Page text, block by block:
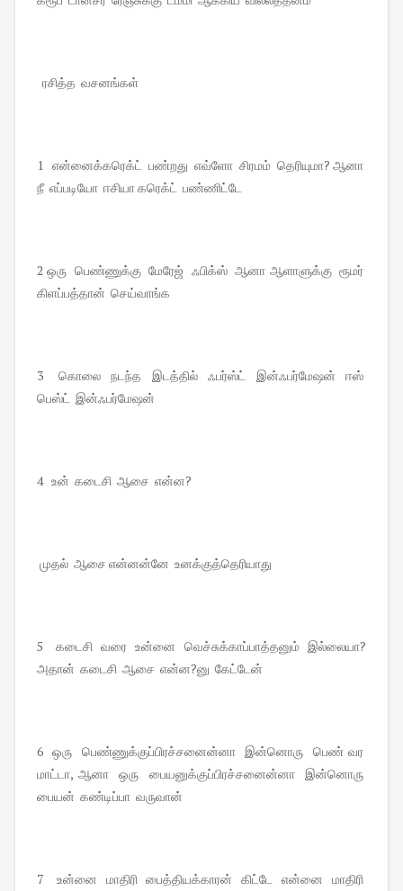
ரசித்த வசனங்கள்
1 என்னைக்கரெக்ட் பண்றது எவ்ளோ சிரமம் தெரியுமா? ஆனா
நீ எப்படியோ ஈசியா கரெக்ட் பண்ணிட்டே
2 ஒரு பெண்ணுக்கு மேரேஜ் ஃபிக்ஸ் ஆனா ஆளாளுக்கு ரூமர்
கிளப்பத்தான் செய்வாங்க
3 கொலை நடந்த இடத்தில் ஃபர்ஸ்ட் இன்ஃபர்மேஷன் ஈஸ்
பெஸ்ட் இன்ஃபர்மேஷன்
4 உன் கடைசி ஆசை என்ன?
முதல் ஆசை என்னன்னே உனக்குத்தெரியாது
5 கடைசி வரை உன்னை வெச்சுக்காப்பாத்தனும் இல்லையா?
அதான் கடைசி ஆசை என்ன?னு கேட்டேன்
6 ஒரு பெண்ணுக்குப்பிரச்சனைன்னா இன்னொரு பெண் வர
மாட்டா, ஆனா ஒரு பையனுக்குப்பிரச்சனைன்னா இன்னொரு
பையன் கண்டிப்பா வருவான்
7 உன்னை மாதிரி பைத்தியக்காரன் கிட்டே என்னை மாதிரி